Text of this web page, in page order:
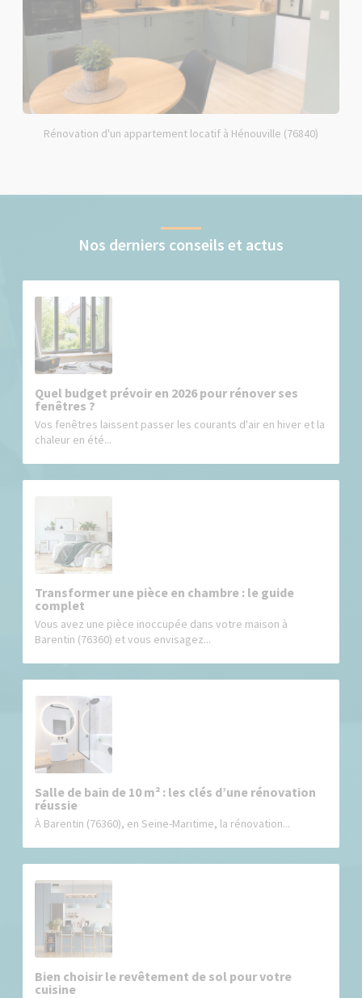
Rénovation d'un appartement locatif à Hénouville (76840)
Nos derniers conseils et actus
Quel budget prévoir en 2026 pour rénover ses
fenêtres ?
Vos fenêtres laissent passer les courants d'air en hiver et la
chaleur en été...
Transformer une pièce en chambre : le guide
complet
Vous avez une pièce inoccupée dans votre maison à
Barentin (76360) et vous envisagez...
Salle de bain de 10 m² : les clés d’une rénovation
réussie
À Barentin (76360), en Seine-Maritime, la rénovation...
Bien choisir le revêtement de sol pour votre
cuisine